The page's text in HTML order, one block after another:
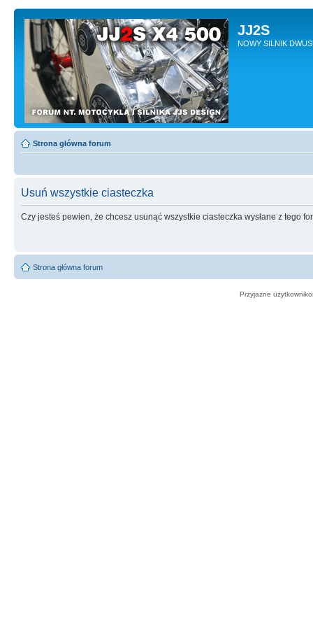
JJ2S
NOWY SILNIK
Strona główna forum
Usuń wszystkie ciasteczka
Czy jesteś pewien, że chcesz usunąć wszystkie ciasteczka wysłane z tego
Strona główna forum
Przyjazne